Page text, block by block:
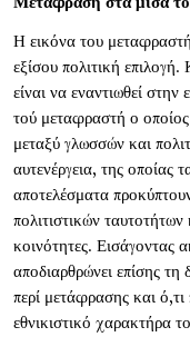
Η εικόνα του
εξίσου πολιτική
είναι να εναντιωθεί στην
τού μεταφραστή ο
μεταξύ γλωσσών και
αυτενέργεια, της οποίας
αποτελέσματα
πολιτιστικών
κοινότητες. Εισάγοντας
αποδιαρθρώνει επίσης
περί μετάφρασης και ό,τι
εθνικιστικό χαρακτήρα